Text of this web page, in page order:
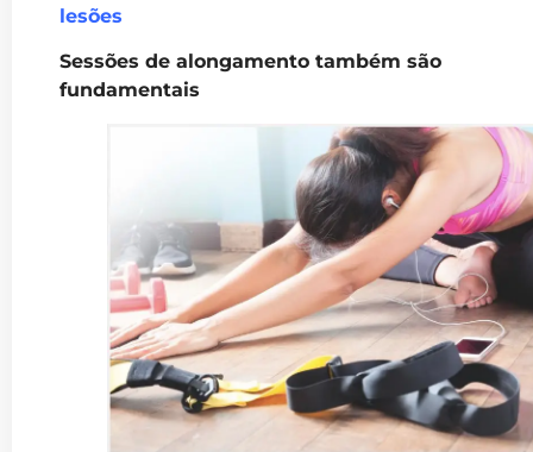
lesões
Sessões de alongamento também são
fundamentais